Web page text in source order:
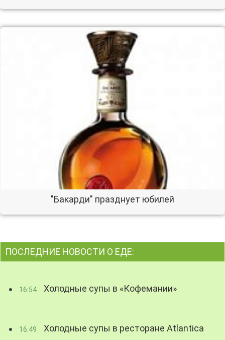
"Бакарди" празднует юбилей
ПОСЛЕДНИЕ НОВОСТИ О ЕДЕ:
16:54 Холодные супы в «Кофемании»
16:49 Холодные супы в ресторане Atlantica